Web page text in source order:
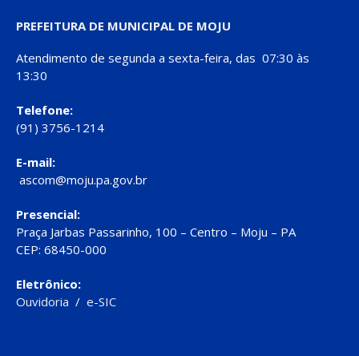
PREFEITURA DE MUNICIPAL DE MOJU
Atendimento de segunda a sexta-feira, das 07:30 às
13:30
Telefone:
(91) 3756-1214
E-mail:
ascom@moju.pa.gov.br
Presencial:
Praça Jarbas Passarinho, 100 – Centro – Moju – PA
CEP: 68450-000
Eletrônico:
Ouvidoria / e-SIC